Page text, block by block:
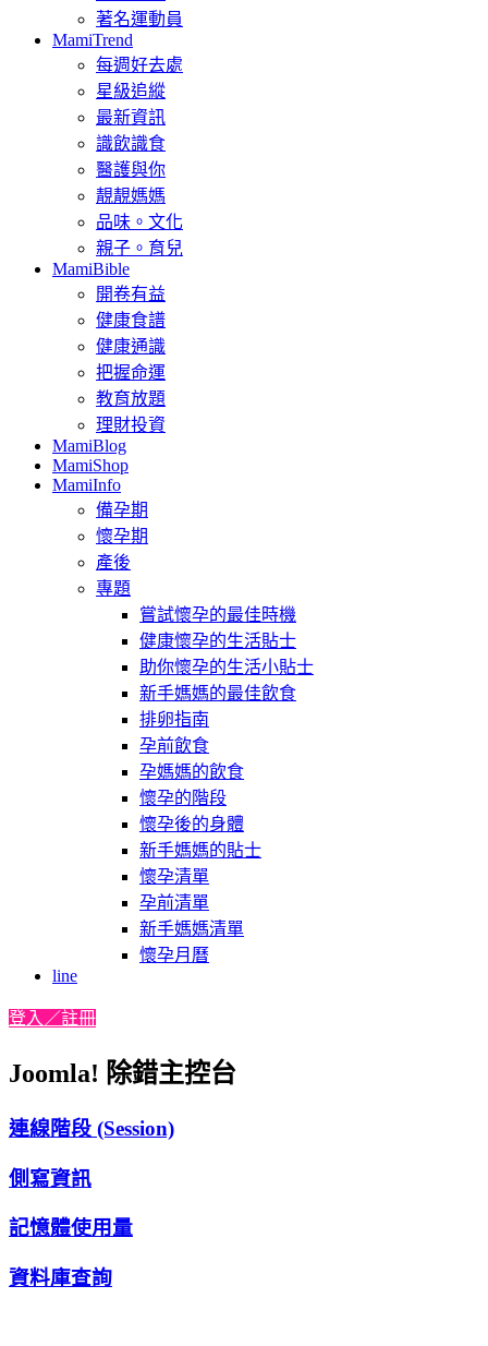
著名運動員
MamiTrend
每週好去處
星級追縱
最新資訊
識飲識食
醫護與你
靚靚媽媽
品味。文化
親子。育兒
MamiBible
開卷有益
健康食譜
健康通識
把握命運
教育放題
理財投資
MamiBlog
MamiShop
MamiInfo
備孕期
懷孕期
產後
專題
嘗試懷孕的最佳時機
健康懷孕的生活貼士
助你懷孕的生活小貼士
新手媽媽的最佳飲食
排卵指南
孕前飲食
孕媽媽的飲食
懷孕的階段
懷孕後的身體
新手媽媽的貼士
懷孕清單
孕前清單
新手媽媽清單
懷孕月曆
line
登入／註冊
Joomla! 除錯主控台
連線階段 (Session)
側寫資訊
記憶體使用量
資料庫查詢